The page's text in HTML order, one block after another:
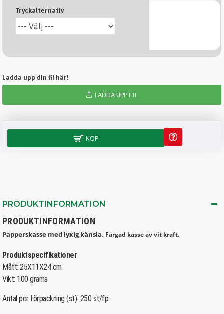
Tryckalternativ
Ladda upp din fil här!
LADDA UPP FIL
KÖP
PRODUKTINFORMATION
PRODUKTINFORMATION
Papperskasse med lyxig känsla. Färgad kasse av vit kraft.
Produktspecifikationer
Mått: 25X11X24 cm
Vikt: 100 grams
Antal per förpackning (st): 250 st/fp